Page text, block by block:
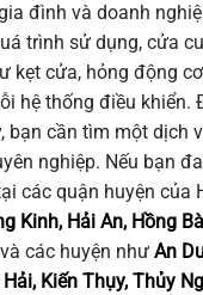
đình và doanh
trình sử dụng, cửa
kẹt cửa, hỏng động
hệ thống điều khiển.
bạn cần tìm một dịch
nghiệp. Nếu bạn
các quận huyện của
Kinh, Hải An, Hồng
và các huyện như An
Kiến Thụy, Thủy